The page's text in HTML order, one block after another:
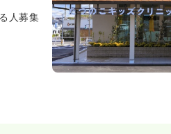
人募集